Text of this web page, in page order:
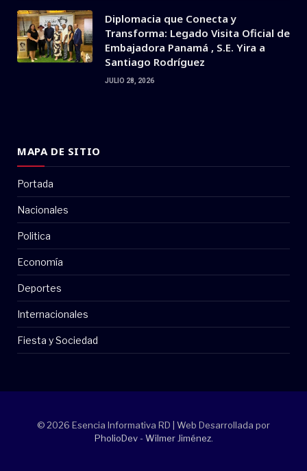
Diplomacia que Conecta y
Transforma: Legado Visita Oficial de
Embajadora Panamá , S.E. Yira a
Santiago Rodríguez
JULIO 28, 2026
MAPA DE SITIO
Portada
Nacionales
Politica
Economía
Deportes
Internacionales
Fiesta y Sociedad
© 2026 Esencia Informativa RD | Web Desarrollada por
PholioDev - Wilmer Jiménez.